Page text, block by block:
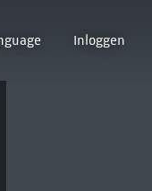
Inloggen